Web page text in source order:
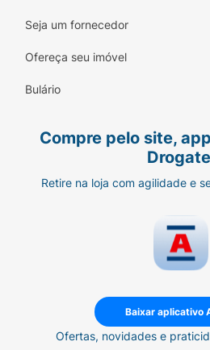
Seja um fornecedor
Ofereça seu imóvel
Bulário
Compre pelo site,
Retire na loja com agilidade e
Baixar aplicativo
Ofertas, novidades e